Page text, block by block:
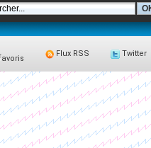
Flux RSS Twitter